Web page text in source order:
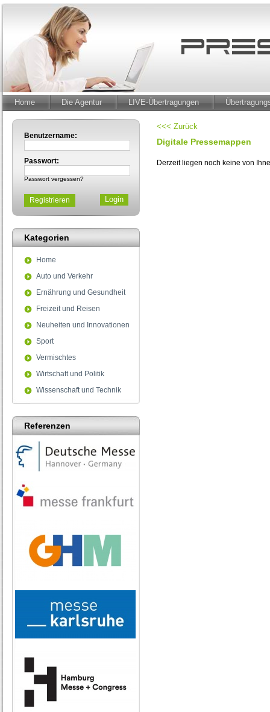
Home Die Agentur LIVE-Übertragungen
Benutzername:
Passwort:
Passwort vergessen?
Registrieren
Kategorien
Home
Auto und Verkehr
Ernährung und Gesundheit
Freizeit und Reisen
Neuheiten und Innovationen
Sport
Vermischtes
Wirtschaft und Politik
Wissenschaft und Technik
Referenzen
<<< Zurück
Digitale Pressemappen
Derzeit liegen noch keine von